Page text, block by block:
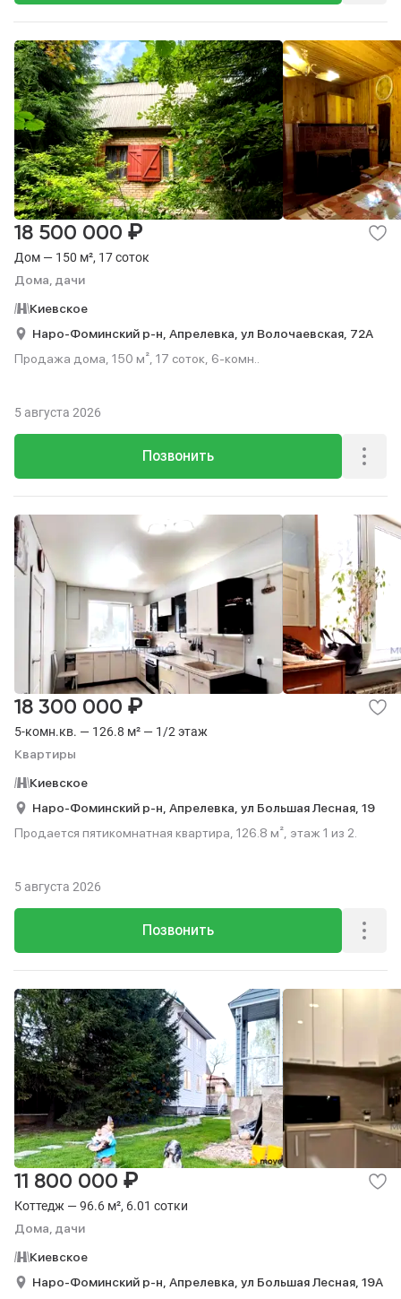
Дом — 150 м², 17 соток
Дома, дачи
18 500 000 ₽
Киевское
Наро-Фоминский р-н, Апрелевка, ул Волочаевская, 72А
Продажа дома, 150 м², 17 соток, 6-комн..
Позвонить
5 августа 2026
5-комн.кв. — 126.8 м² — 1/2 этаж
Квартиры
18 300 000 ₽
Киевское
Наро-Фоминский р-н, Апрелевка, ул Большая Лесная, 19
Продается пятикомнатная квартира, 126.8 м², этаж 1 из 2.
Позвонить
5 августа 2026
Коттедж — 96.6 м², 6.01 сотки
Дома, дачи
11 800 000 ₽
Киевское
Наро-Фоминский р-н, Апрелевка, ул Большая Лесная, 19А